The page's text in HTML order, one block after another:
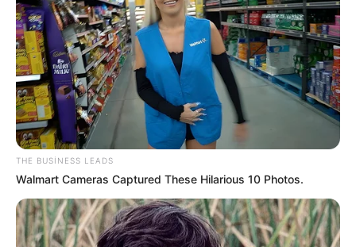
57 0 0
18:47 / 06 Avqust 2026 CƏMİYYƏT
THE BUSINESS LEADS
Walmart Cameras Captured These Hilarious 10 Photos.